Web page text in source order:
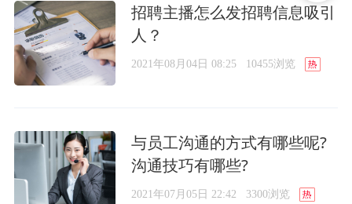
招聘主播怎么发招聘信息吸引
人？
2021年08月04日 08:25 10455浏览
与员工沟通的方式有哪些呢?
沟通技巧有哪些?
2021年07月05日 22:42 3300浏览